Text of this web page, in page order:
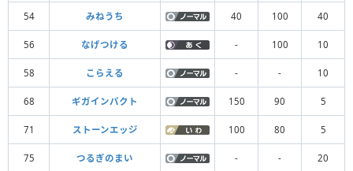
54 みねうち 40 100 40
56 なげつける - 100 10
58 こらえる - - 10
68 ギガインパクト 150 90 5
71 ストーンエッジ 100 80 5
75 つるぎのまい - - 20